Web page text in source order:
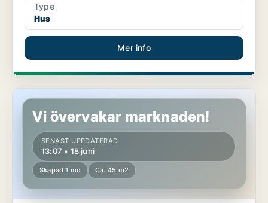
Type
Hus
Mer info
Lägenhet i Söderort
Vi övervakar marknaden!
SENAST UPPDATERAD
13:07 • 18 juni
Skapad 1 mo Ca. 45 m2